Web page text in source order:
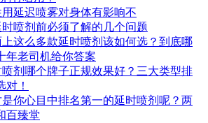
用延迟喷雾对身体有影响不
喷剂前必须了解的几个问题
这么多款延时喷剂该如何选？到底哪
年老司机给你答案
剂哪个牌子正规效果好？三大类型排
对！
你心目中排名第一的延时喷剂呢？两
百臻堂